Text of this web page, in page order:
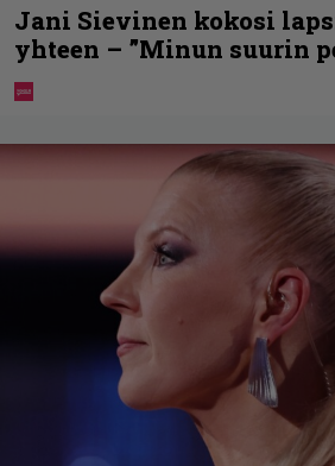
Jani Sievinen kokosi
yhteen – ”Minun suurin